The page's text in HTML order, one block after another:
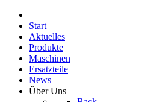
Start
Aktuelles
Produkte
Maschinen
Ersatzteile
News
Über Uns